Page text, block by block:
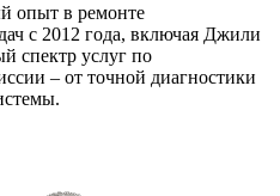
опыт в ремонте
с 2012 года, включая Джили
спектр услуг по
– от точной диагностики